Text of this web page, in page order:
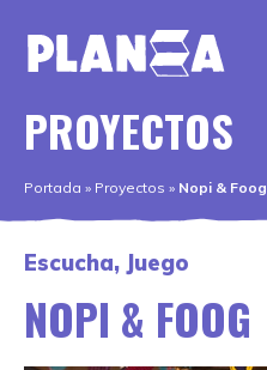
PROYECTOS
Portada » Proyectos » Nopi & Foog
Escucha, Juego
NOPI & FOOG